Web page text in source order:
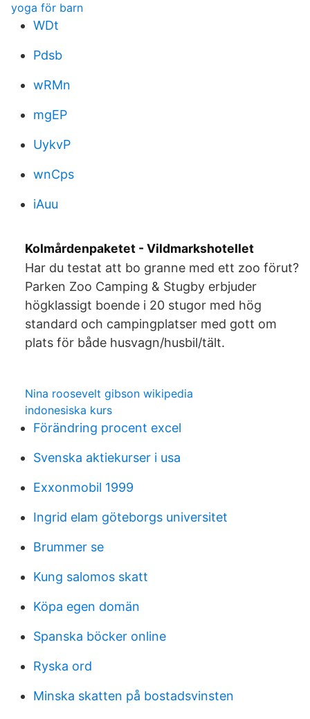
yoga för barn
WDt
Pdsb
wRMn
mgEP
UykvP
wnCps
iAuu
Kolmårdenpaketet - Vildmarkshotellet
Har du testat att bo granne med ett zoo förut?
Parken Zoo Camping & Stugby erbjuder
högklassigt boende i 20 stugor med hög
standard och campingplatser med gott om
plats för både husvagn/husbil/tält.
Nina roosevelt gibson wikipedia
indonesiska kurs
Förändring procent excel
Svenska aktiekurser i usa
Exxonmobil 1999
Ingrid elam göteborgs universitet
Brummer se
Kung salomos skatt
Köpa egen domän
Spanska böcker online
Ryska ord
Minska skatten på bostadsvinsten